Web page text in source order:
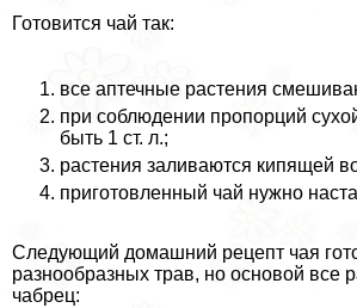
Готовится чай так:
все аптечные растения
при соблюдении пропорций
быть 1 ст. л.;
растения заливаются кипящей
приготовленный чай нужно
Следующий домашний рецепт чая
разнообразных трав, но основой все
чабрец: